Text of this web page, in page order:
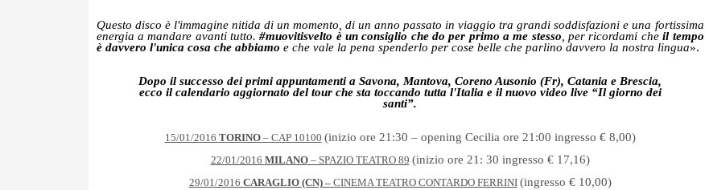
Questo disco è l'immagine nitida di un momento, di un anno passato in viaggio tra grandi soddisfazioni e una fortissima
energia a mandare avanti tutto.#muovitisvelto è un consiglio che do per primo a me stesso, per ricordami cheil tempo
è davvero l'unica cosa che abbiamo e che vale la pena spenderlo per cose belle che parlino davvero la nostra lingua».
Dopo il successo dei primi appuntamenti a Savona, Mantova, Coreno Ausonio (Fr), Catania e Brescia,
ecco il calendario aggiornato del tour che sta toccando tutta l'Italia e il nuovo video live “Il giorno dei
santi”.
15/01/2016 TORINO– CAP 10100 (inizio ore 21:30 – opening Cecilia ore 21:00 ingresso € 8,00)
22/01/2016 MILANO– SPAZIO TEATRO 89 (inizio ore 21: 30 ingresso € 17,16)
29/01/2016 CARAGLIO (CN) –CINEMA TEATRO CONTARDO FERRINI (ingresso € 10,00)